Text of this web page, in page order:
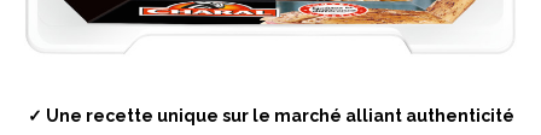
✓ Une recette unique sur le marché alliant authenticité